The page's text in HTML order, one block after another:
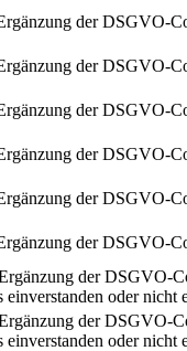
der DSGVO-
der DSGVO-
der DSGVO-
der DSGVO-
der DSGVO-
der DSGVO-
der DSGVO-
oder nicht
der DSGVO-
oder nicht